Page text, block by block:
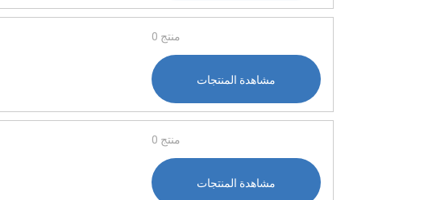
0 منتج
مشاهدة المنتجات
0 منتج
مشاهدة المنتجات